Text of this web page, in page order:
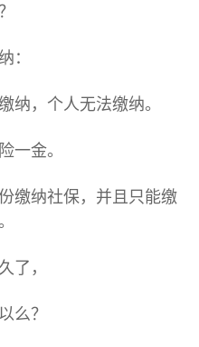
：
纳，个人无法缴纳。
一金。
缴纳社保，并且只能缴
了，
么？